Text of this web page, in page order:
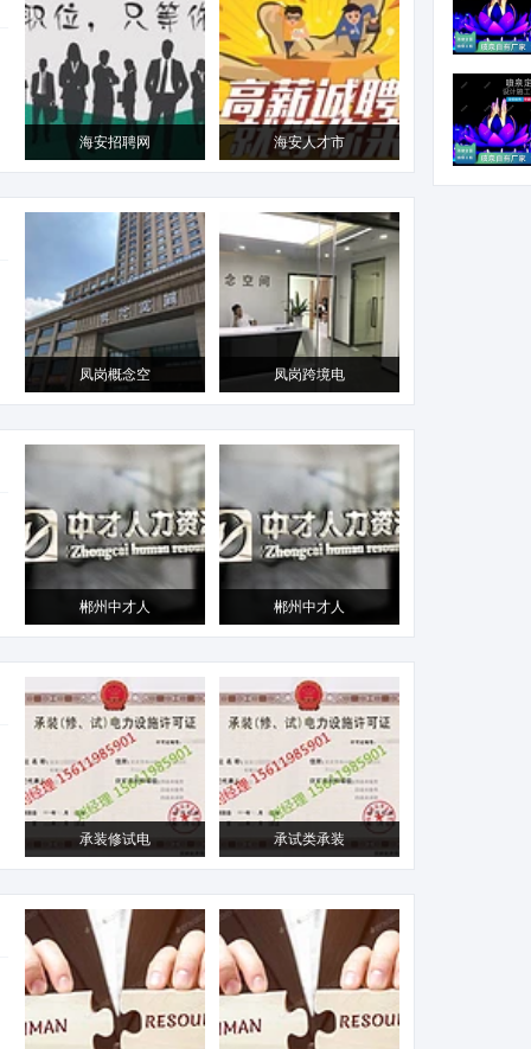
海安招聘网 海安人才市
凤岗概念空 凤岗跨境电
郴州中才人 郴州中才人
承装修试电 承试类承装